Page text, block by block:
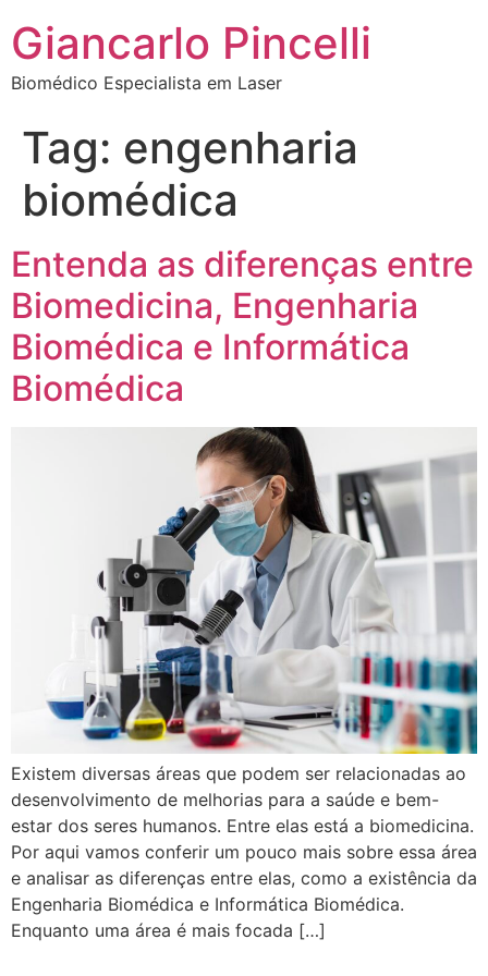
Giancarlo Pincelli
Biomédico Especialista em Laser
Tag: engenharia
biomédica
Entenda as diferenças entre
Biomedicina, Engenharia
Biomédica e Informática
Biomédica
Existem diversas áreas que podem ser relacionadas ao
desenvolvimento de melhorias para a saúde e bem-
estar dos seres humanos. Entre elas está a biomedicina.
Por aqui vamos conferir um pouco mais sobre essa área
e analisar as diferenças entre elas, como a existência da
Engenharia Biomédica e Informática Biomédica.
Enquanto uma área é mais focada […]